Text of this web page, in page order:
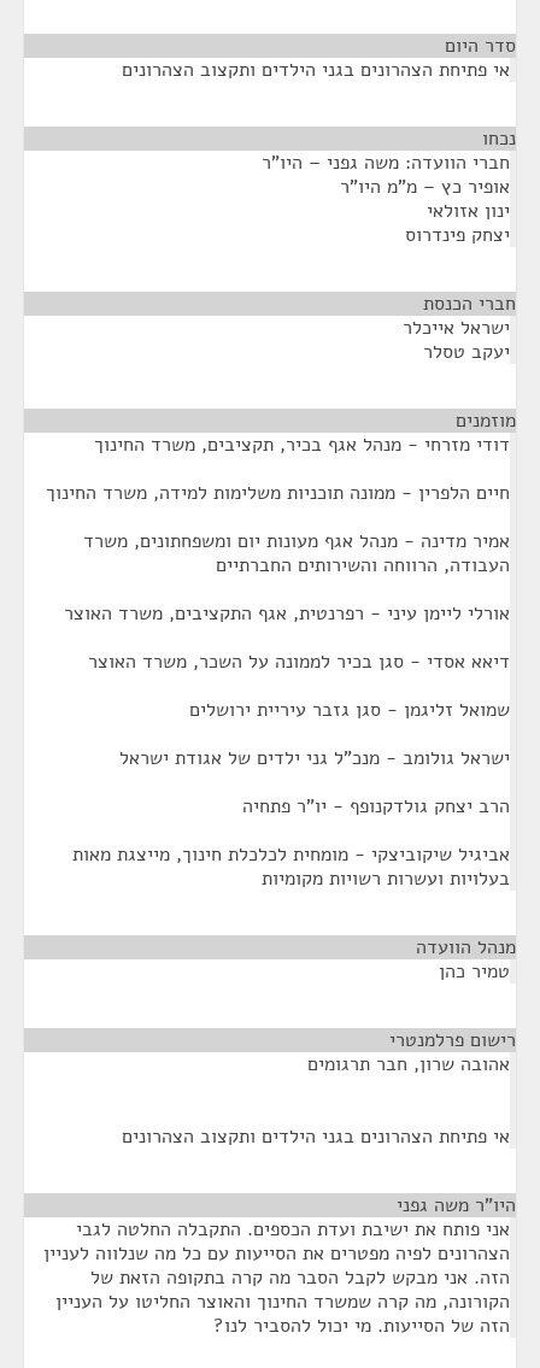
סדר היום
אי פתיחת הצהרונים בגני הילדים ותקצוב הצהרונים
נכחו
חברי הוועדה: משה גפני – היו"ר
אופיר כץ – מ"מ היו"ר
ינון אזולאי
יצחק פינדרוס
חברי הכנסת
ישראל אייכלר
יעקב טסלר
מוזמנים
דודי מזרחי - מנהל אגף בכיר, תקציבים, משרד החינוך
חיים הלפרין - ממונה תוכניות משלימות למידה, משרד החינוך
אמיר מדינה - מנהל אגף מעונות יום ומשפחתונים, משרד
העבודה, הרווחה והשירותים החברתיים
אורלי ליימן עיני - רפרנטית, אגף התקציבים, משרד האוצר
דיאא אסדי - סגן בכיר לממונה על השכר, משרד האוצר
שמואל זליגמן - סגן גזבר עיריית ירושלים
ישראל גולומב - מנכ"ל גני ילדים של אגודת ישראל
הרב יצחק גולדקנופף - יו"ר פתחיה
אביגיל שיקוביצקי - מומחית לכלכלת חינוך, מייצגת מאות
בעלויות ועשרות רשויות מקומיות
מנהל הוועדה
טמיר כהן
רישום פרלמנטרי
אהובה שרון, חבר תרגומים
אי פתיחת הצהרונים בגני הילדים ותקצוב הצהרונים
היו"ר משה גפני
אני פותח את ישיבת ועדת הכספים. התקבלה החלטה לגבי
הצהרונים לפיה מפטרים את הסייעות עם כל מה שנלווה לעניין
הזה. אני מבקש לקבל הסבר מה קרה בתקופה הזאת של
הקורונה, מה קרה שמשרד החינוך והאוצר החליטו על העניין
הזה של הסייעות. מי יכול להסביר לנו?